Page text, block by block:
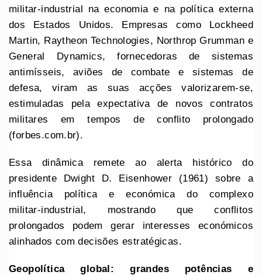
militar‑industrial na economia e na política externa
dos Estados Unidos. Empresas como Lockheed
Martin, Raytheon Technologies, Northrop Grumman e
General Dynamics, fornecedoras de sistemas
antimísseis, aviões de combate e sistemas de
defesa, viram as suas acções valorizarem-se,
estimuladas pela expectativa de novos contratos
militares em tempos de conflito prolongado
(forbes.com.br).
Essa dinâmica remete ao alerta histórico do
presidente Dwight D. Eisenhower (1961) sobre a
influência política e económica do complexo
militar‑industrial, mostrando que conflitos
prolongados podem gerar interesses económicos
alinhados com decisões estratégicas.
Geopolítica global: grandes potências e